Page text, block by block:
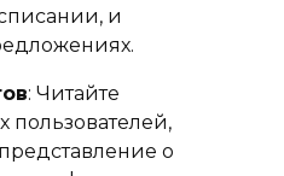
и
: Читайте
пользователей,
о